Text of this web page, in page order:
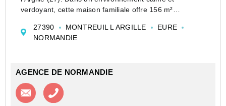
verdoyant, cette maison familiale offre 156 m²
premiers commerces sont à 5 minutes et la gare avec
27390 MONTREUIL L ARGILLE
EURE
NORMANDIE
AGENCE DE NORMANDIE
Contacter l'agence